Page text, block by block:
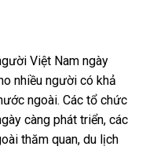
Việt Nam ngày
nhiều người có khả
ngoài. Các tổ chức
càng phát triển, các
thăm quan, du lịch